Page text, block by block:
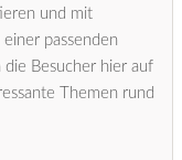
und mit
passenden
die Besucher hier auf
Themen rund